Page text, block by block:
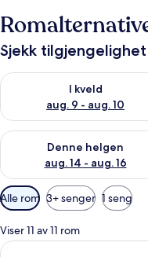
Sjekk
I kveld
aug. 9 - aug. 10
Sjekk tilgjengelighet for i
Denne helgen
aug. 14 - aug. 16
Sjekk tilgjengelighet for
Tilgjengelige
filtre
for
rom
Alle rom 3+ senger 1 seng
Viser 11 av 11 rom